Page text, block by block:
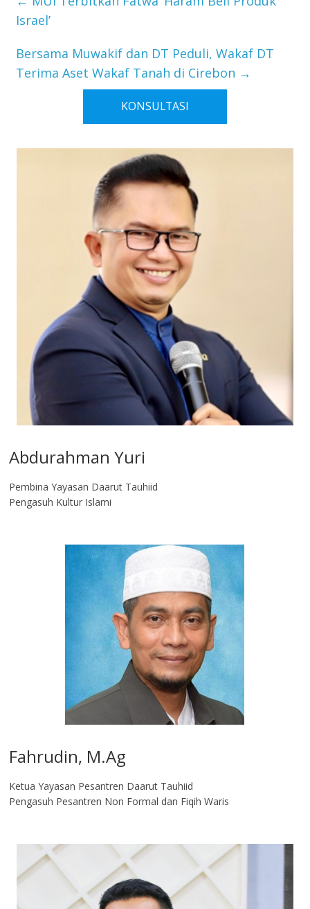
Israel’
Bersama Muwakif dan DT Peduli, Wakaf DT
Terima Aset Wakaf Tanah di Cirebon →
KONSULTASI
Abdurahman Yuri
Pembina Yayasan Daarut Tauhiid
Pengasuh Kultur Islami
Fahrudin, M.Ag​
Ketua Yayasan Pesantren Daarut Tauhiid
Pengasuh Pesantren Non Formal dan Fiqih Waris